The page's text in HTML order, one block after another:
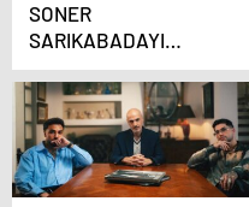
SONER
SARIKABADAYI
SAHNELERİ ATEŞE
VERİYOR!
KAHRAMANMARAŞ’A
MÜZİK FIRTINASI
GELİYOR!